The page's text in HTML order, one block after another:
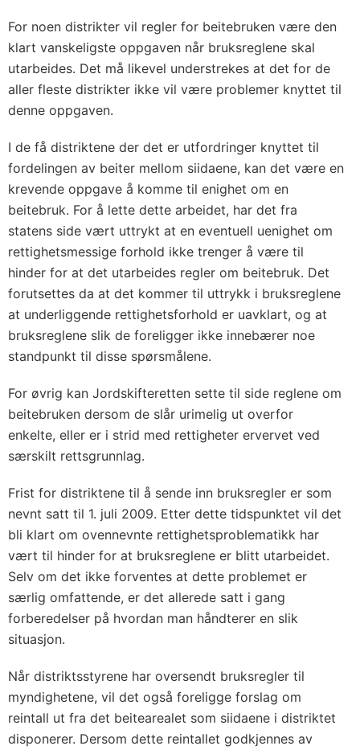
For noen distrikter vil regler for beitebruken være den
klart vanskeligste oppgaven når bruksreglene skal
utarbeides. Det må likevel understrekes at det for de
aller fleste distrikter ikke vil være problemer knyttet til
denne oppgaven.
I de få distriktene der det er utfordringer knyttet til
fordelingen av beiter mellom siidaene, kan det være en
krevende oppgave å komme til enighet om en
beitebruk. For å lette dette arbeidet, har det fra
statens side vært uttrykt at en eventuell uenighet om
rettighetsmessige forhold ikke trenger å være til
hinder for at det utarbeides regler om beitebruk. Det
forutsettes da at det kommer til uttrykk i bruksreglene
at underliggende rettighetsforhold er uavklart, og at
bruksreglene slik de foreligger ikke innebærer noe
standpunkt til disse spørsmålene.
For øvrig kan Jordskifteretten sette til side reglene om
beitebruken dersom de slår urimelig ut overfor
enkelte, eller er i strid med rettigheter ervervet ved
særskilt rettsgrunnlag.
Frist for distriktene til å sende inn bruksregler er som
nevnt satt til 1. juli 2009. Etter dette tidspunktet vil det
bli klart om ovennevnte rettighetsproblematikk har
vært til hinder for at bruksreglene er blitt utarbeidet.
Selv om det ikke forventes at dette problemet er
særlig omfattende, er det allerede satt i gang
forberedelser på hvordan man håndterer en slik
situasjon.
Når distriktsstyrene har oversendt bruksregler til
myndighetene, vil det også foreligge forslag om
reintall ut fra det beitearealet som siidaene i distriktet
disponerer. Dersom dette reintallet godkjennes av